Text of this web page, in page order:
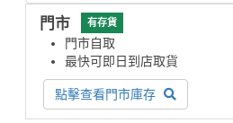
門市 有存貨
門市自取
最快可即日到店取貨
點擊查看門市庫存